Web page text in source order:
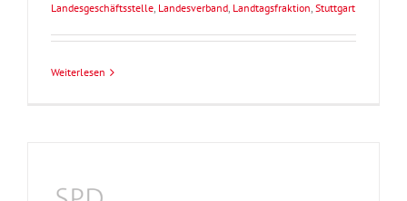
Landesgeschäftsstelle, Landesverband, Landtagsfraktion, Stuttgart
Weiterlesen